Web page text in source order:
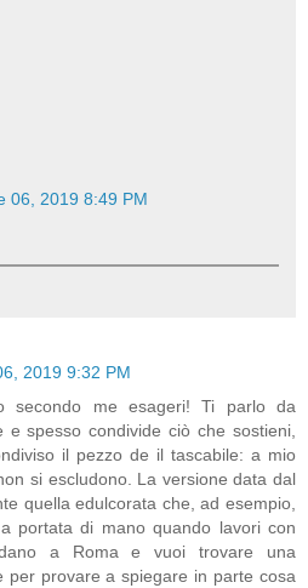
06, 2019 8:49 PM
2019 9:32 PM
secondo me esageri! Ti parlo da
e spesso condivide ciò che sostieni,
il pezzo de il tascabile: a mio
si escludono. La versione data dal
quella edulcorata che, ad esempio,
portata di mano quando lavori con
a Roma e vuoi trovare una
per provare a spiegare in parte cosa